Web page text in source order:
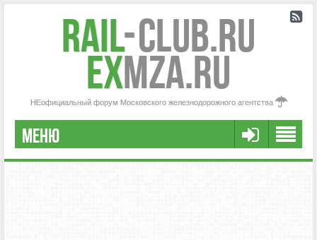
Rail-Club.RU
exMZA.RU
НЕофициальный форум Московского железнодорожного агентства
МЕНЮ
РЕГИСТРАЦИЯ